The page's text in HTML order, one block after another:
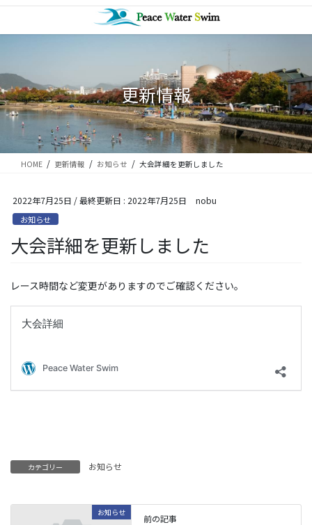
コ
テ
移
動
ナ
ゲ
ン
に
更新情報
HOME 更新情報 お知らせ 大会詳細を更新しました
2022年7月25日 / 最終更新日 : 2022年7月25日 nobu
お知らせ
大会詳細を更新しました
レース時間など変更がありますのでご確認ください。
カテゴリー お知らせ
お知らせ
前の記事